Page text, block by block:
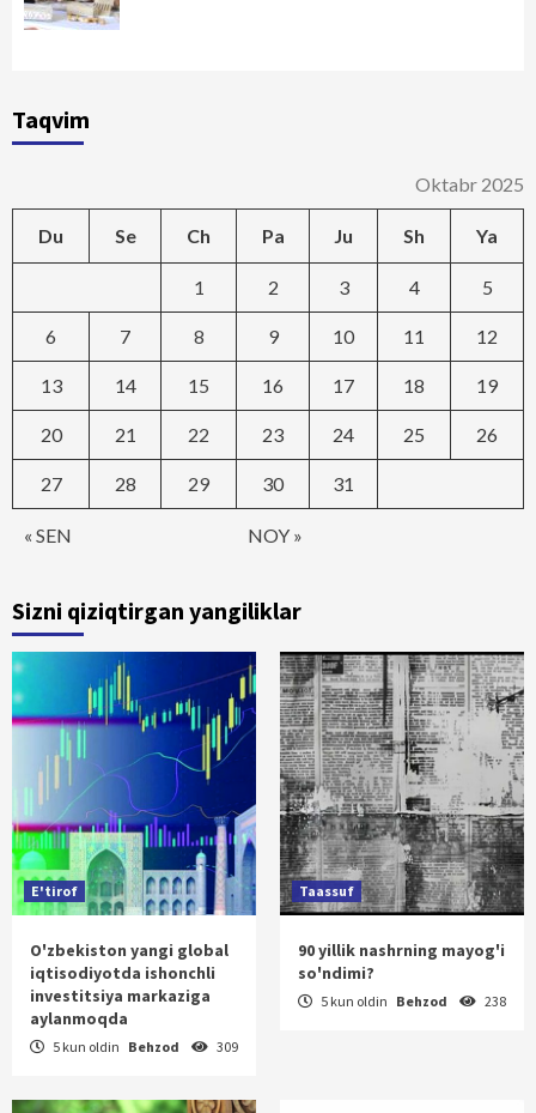
Taqvim
Oktabr 2025
Du Se Ch Pa Ju Sh Ya
« SEN NOY »
1 2 3 4 5
6 7 8 9 10 11 12
13 14 15 16 17 18 19
20 21 22 23 24 25 26
27 28 29 30 31
Sizni qiziqtirgan yangiliklar
E'tirof
O'zbekiston yangi global
iqtisodiyotda ishonchli
investitsiya markaziga
aylanmoqda
5 kun oldin Behzod 309
Taassuf
90 yillik nashrning mayog'i
so'ndimi?
5 kun oldin Behzod 238